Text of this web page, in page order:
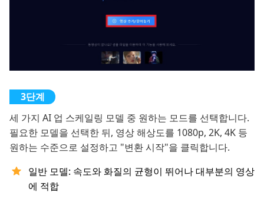
세 가지 AI 업 스케일링 모델 중 원하는 모드를 선택합니다.
필요한 모델을 선택한 뒤, 영상 해상도를 1080p, 2K, 4K 등
원하는 수준으로 설정하고 "변환 시작"을 클릭합니다.
일반 모델: 속도와 화질의 균형이 뛰어나 대부분의 영상
에 적합